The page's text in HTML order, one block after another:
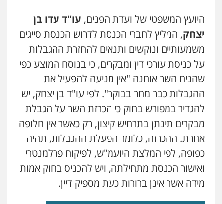
שחר לדובסקי, עו"ד
פלילי מעצרים וחקירות עבירות המתה עורכי
דין לענייני אסירים
0507913332
גיא זהבי משרד עורכי דין
פלילי משפחה
503456449
עו"ד איהאב ג'לג'ולי
פלילי מעצרים וחקירות עורכי דין לענייני
אסירים
0505216700
עו"ד שלומי שרון
היועץ המשפטי של ועדת הפנים, עו"ד עדו בן
יצחק, המליץ לחברי הכנסת לדרוש הכנסת סייגים
משמעותיים ונוקשים ותנאים להחזרת ההגבלות
על כניסת עורכי דין ומבקרים, כי בנוסח המוצע כפי
שהניח השר אוחנה "אין מניעה להפעיל את
ההגבלות כבר מחר בבוקר". לפי עו"ד בן יצחק, יש
להגדיר במפורש בחוק כי הכרזת השר על הגבלת
מבקרים תינתן בתרחיש קיצון, רק כאשר אין חלופה
אחרת. ההכרזה, כלומר הפעלת ההגבלות, תהיה
כפופה, לפי המלצת היועמ"ש, לפיקוח פרלמנטרי
ואישור הכנסת מתחילתה, ויש להכניס בחוק אמות
מידה אשר אינן ברורות כעת מספיק דיין.